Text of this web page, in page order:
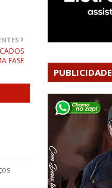
FASE
PUBLICIDADE